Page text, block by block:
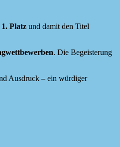
1. Platz und damit den Titel
. Die Begeisterung
Ausdruck – ein würdiger